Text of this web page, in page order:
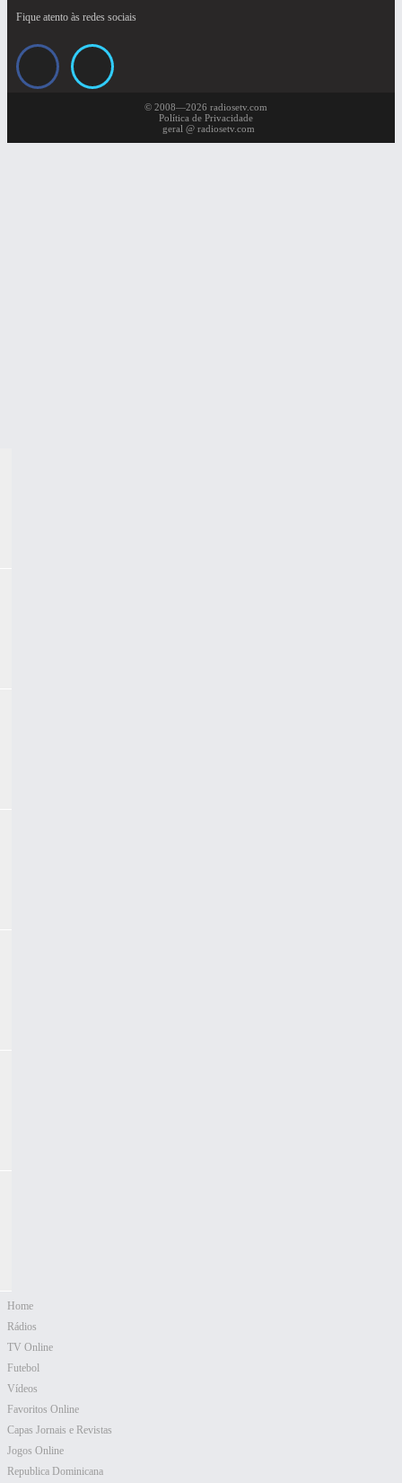
Home
Rádios
TV Online
Futebol
Vídeos
Favoritos Online
Capas Jornais e Revistas
Jogos Online
Republica Dominicana
Fique atento às redes sociais
© 2008—2026 radiosetv.com
Política de Privacidade
geral @ radiosetv.com